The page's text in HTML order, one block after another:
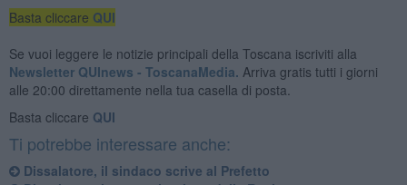
Basta cliccare QUI
Se vuoi leggere le notizie principali della Toscana iscriviti alla
Newsletter QUInews - ToscanaMedia. Arriva gratis tutti i giorni
alle 20:00 direttamente nella tua casella di posta.
Basta cliccare QUI
Ti potrebbe interessare anche:
Dissalatore, il sindaco scrive al Prefetto